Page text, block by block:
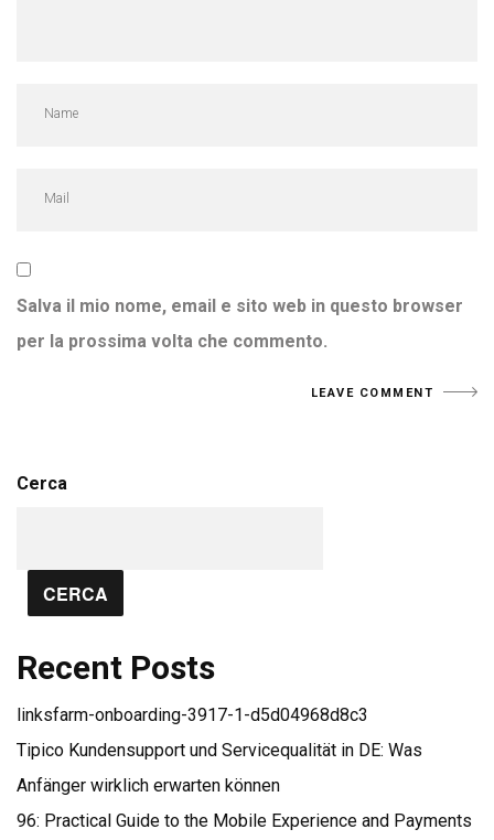
Salva il mio nome, email e sito web in questo browser
per la prossima volta che commento.
Cerca
CERCA
Recent Posts
linksfarm-onboarding-3917-1-d5d04968d8c3
Tipico Kundensupport und Servicequalität in DE: Was
Anfänger wirklich erwarten können
96: Practical Guide to the Mobile Experience and Payments